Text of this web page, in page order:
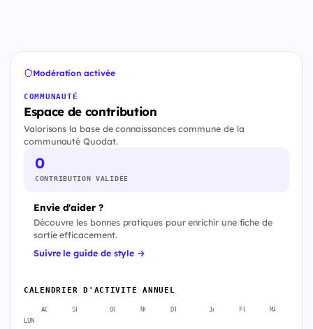
Modération activée
COMMUNAUTÉ
Espace de contribution
Valorisons la base de connaissances commune de la
communauté Quodat.
0
CONTRIBUTION VALIDÉE
Envie d'aider ?
Découvre les bonnes pratiques pour enrichir une fiche de
sortie efficacement.
Suivre le guide de style →
CALENDRIER D'ACTIVITÉ ANNUEL
AOÛT SEPT. OCT. NOV. DÉC. JANV. FÉVR. MARS
LUN